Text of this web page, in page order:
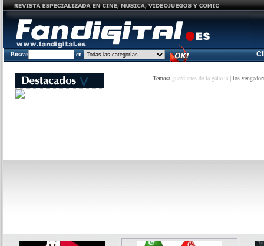
Buscar en
Temas: guardianes de la galaxia | los